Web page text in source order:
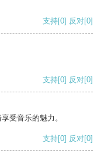
支持[0] 反对[0]
支持[0] 反对[0]
受音乐的魅力。
支持[0] 反对[0]